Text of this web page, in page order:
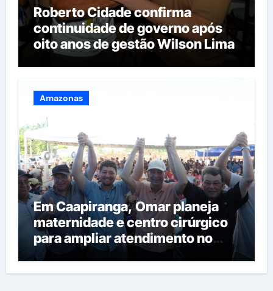
Roberto Cidade confirma
continuidade de governo após
oito anos de gestão Wilson Lima
Amazonas
Em Caapiranga, Omar planeja
maternidade e centro cirúrgico
para ampliar atendimento no
interior